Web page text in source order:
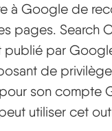
à Google de
pages. Search
publié par
de
son compte
utiliser cet